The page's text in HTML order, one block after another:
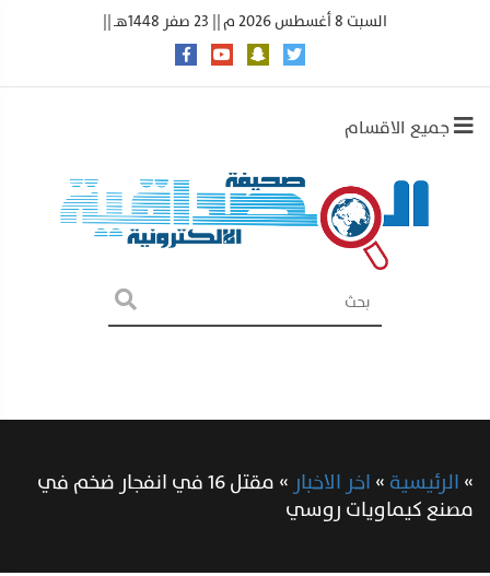
السبت 8 أغسطس 2026 م || 23 صفر 1448هـ ||
جميع الاقسام
»الرئيسية»اخر الاخبار »
مقتل 16 في انفجار ضخم في
مصنع كيماويات روسي